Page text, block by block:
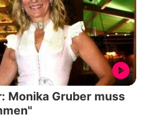
Monika Gruber muss